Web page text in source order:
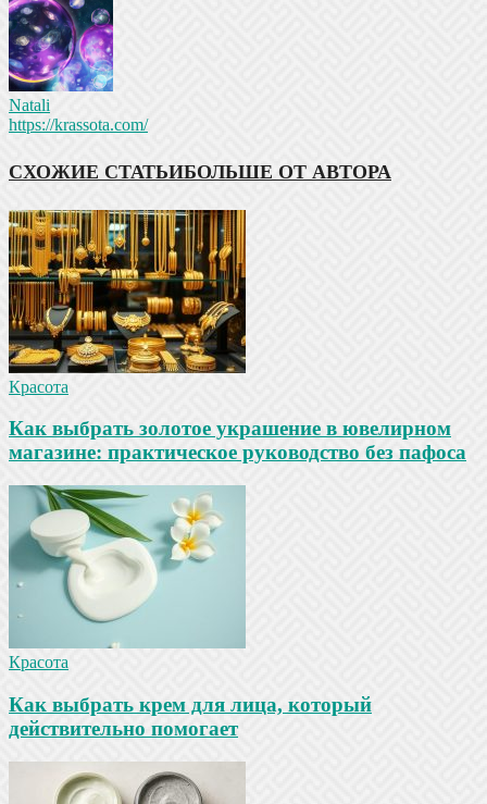
Natali
https://krassota.com/
СХОЖИЕ СТАТЬИБОЛЬШЕ ОТ АВТОРА
Красота
Как выбрать золотое украшение в ювелирном
магазине: практическое руководство без пафоса
Красота
Как выбрать крем для лица, который
действительно помогает